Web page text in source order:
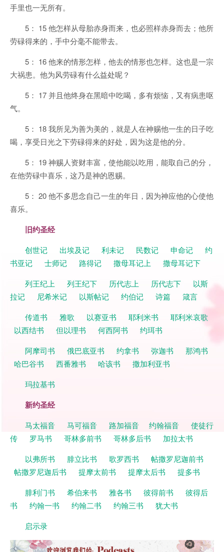
手里也一无所有。
5： 15 他怎样从母胎赤身而来，也必照样赤身而去；他所
劳碌得来的，手中分毫不能带去。
5： 16 他来的情形怎样，他去的情形也怎样。这也是一宗
大祸患。他为风劳碌有什么益处呢？
5： 17 并且他终身在黑暗中吃喝，多有烦恼，又有病患呕
气。
5： 18 我所见为善为美的，就是人在神赐他一生的日子吃
喝，享受日光之下劳碌得来的好处，因为这是他的分。
5： 19 神赐人资财丰富，使他能以吃用，能取自己的分，
在他劳碌中喜乐，这乃是神的恩赐。
5： 20 他不多思念自己一生的年日，因为神应他的心使他
喜乐。
旧约圣经
创世记 出埃及记 利未记 民数记 申命记
约
书亚记
士师记 路得记 撒母耳记上
撒母耳记下
列王纪上
列王纪下 历代志上 历代志下
以斯
拉记
尼希米记 以斯帖记 约伯记 诗篇
箴言
传道书
雅歌 以赛亚书 耶利米书
耶利米哀歌
以西结书
但以理书 何西阿书
约珥书
阿摩司书
俄巴底亚书 约拿书 弥迦书
那鸿书
哈巴谷书
西番雅书 哈该书
撒加利亚书
玛拉基书
新约圣经
马太福音 马可福音 路加福音 约翰福音
使徒行
传
罗马书 哥林多前书 哥林多后书
加拉太书
以弗所书
腓立比书 歌罗西书
帖撒罗尼迦前书
帖撒罗尼迦后书
提摩太前书 提摩太后书
提多书
腓利门书
希伯来书 雅各书 彼得前书
彼得后
书
约翰一书 约翰二书 约翰三书
犹大书
启示录